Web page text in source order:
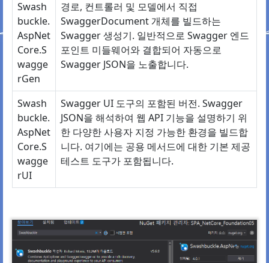
Swash
buckle.
AspNet
Core.S
wagge
rGen
경로, 컨트롤러 및 모델에서 직접
SwaggerDocument 개체를 빌드하는
Swagger 생성기. 일반적으로 Swagger 엔드
포인트 미들웨어와 결합되어 자동으로
Swagger JSON을 노출합니다.
Swash
buckle.
AspNet
Core.S
wagge
rUI
Swagger UI 도구의 포함된 버전. Swagger
JSON을 해석하여 웹 API 기능을 설명하기 위
한 다양한 사용자 지정 가능한 환경을 빌드합
니다. 여기에는 공용 메서드에 대한 기본 제공
테스트 도구가 포함됩니다.